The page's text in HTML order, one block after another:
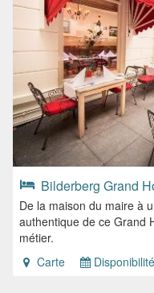
Bilderberg Grand
De la maison du maire à
authentique de ce Grand
métier.
Carte
Disponibilité